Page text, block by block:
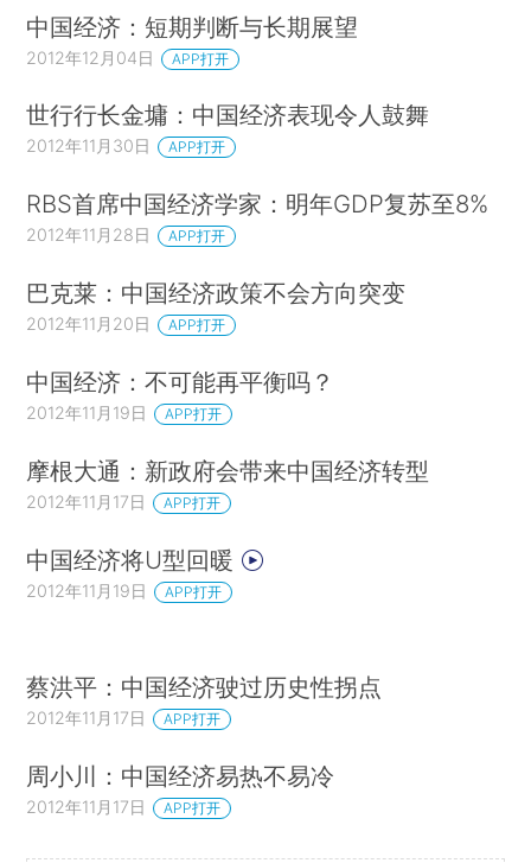
中国经济：短期判断与长期展望
2012年12月04日 APP打开
世行行长金墉：中国经济表现令人鼓舞
2012年11月30日 APP打开
RBS首席中国经济学家：明年GDP复苏至8%
2012年11月28日 APP打开
巴克莱：中国经济政策不会方向突变
2012年11月20日 APP打开
中国经济：不可能再平衡吗？
2012年11月19日 APP打开
摩根大通：新政府会带来中国经济转型
2012年11月17日 APP打开
中国经济将U型回暖
2012年11月19日 APP打开
蔡洪平：中国经济驶过历史性拐点
2012年11月17日 APP打开
周小川：中国经济易热不易冷
2012年11月17日 APP打开